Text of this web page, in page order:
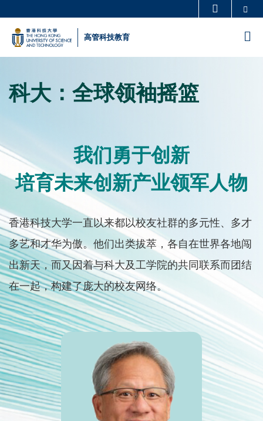
main
content
科大新闻
教授简录 认识科大
高管科技教育
Text
Area
科大：全球领袖摇篮
Left
Column
Text
Area
我们勇于创新
培育未来创新产业领军人物
Right
Column
Text
Area
香港科技大学一直以来都以校友社群的多元性、多才
多艺和才华为傲。他们出类拔萃，各自在世界各地闯
出新天，而又因着与科大及工学院的共同联系而团结
在一起，构建了庞大的校友网络。
First
Column
图
Image